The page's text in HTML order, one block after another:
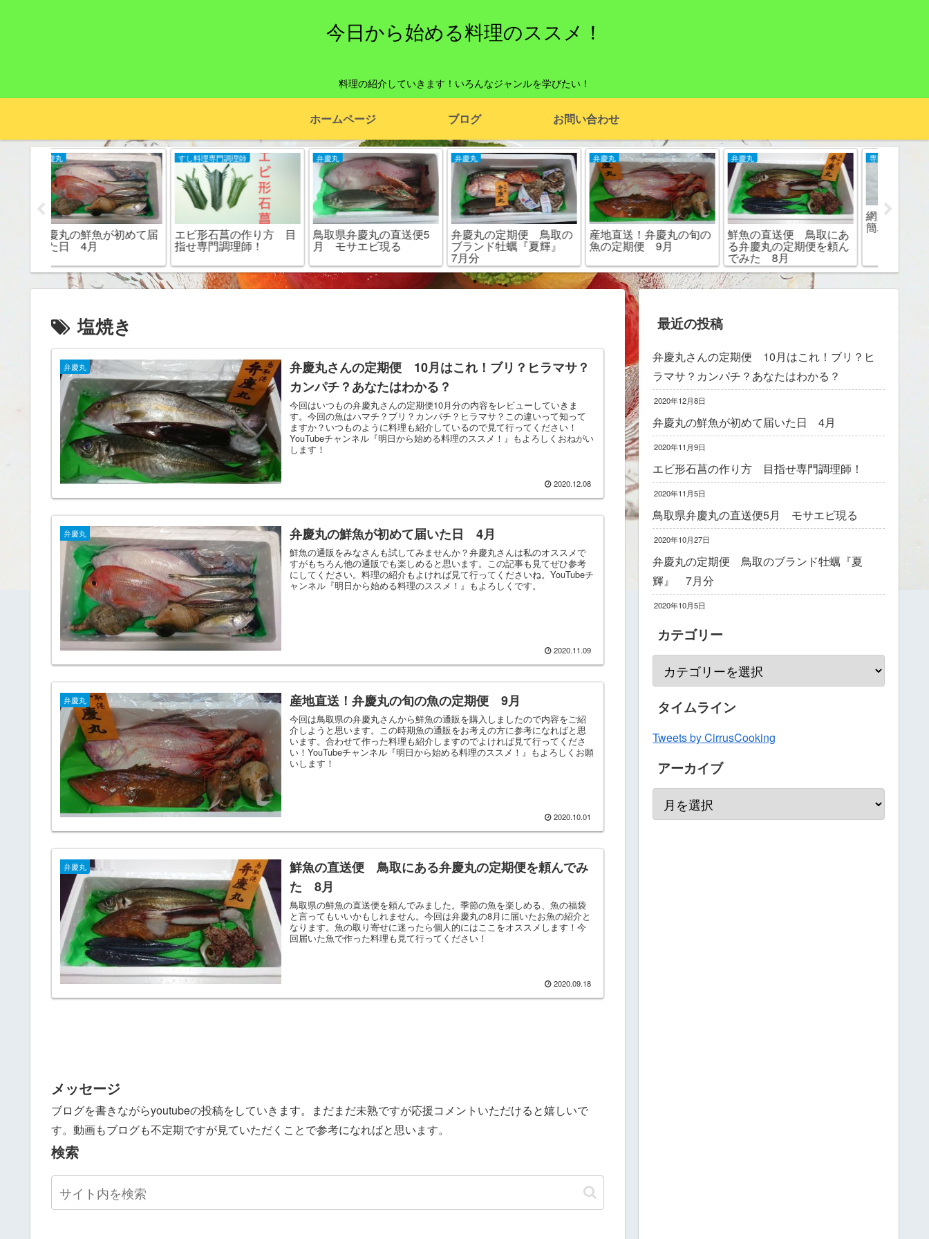
今日から始める料理のススメ！
料理の紹介していきます！いろんなジャンルを学びたい！
ホームページ ブログ お問い合わせ
すし料理専門調理師
エビ形石菖の作り方 目
指せ専門調理師！
弁慶丸
鳥取県弁慶丸の直送便5
月 モサエビ現る
弁慶丸
弁慶丸の定期便 鳥取の
ブランド牡蠣『夏輝』
弁慶丸
産地直送！弁慶丸の旬の
魚の定期便 9月
弁慶丸
鮮魚の直送便 鳥取にあ
る弁慶丸の定期便を頼ん
専門調理師
網大根の作り方 意外と
簡単？○○するだけ！
わかる
塩焼き
弁慶丸
弁慶丸さんの定期便 10月はこれ！ブリ？ヒラマサ？
カンパチ？あなたはわかる？
今回はいつもの弁慶丸さんの定期便10月分の内容をレビューしていきま
す。今回の魚はハマチ？ブリ？カンパチ？ヒラマサ？この違いって知って
ますか？いつものように料理も紹介しているので見て行ってください！
YouTubeチャンネル『明日から始める料理のススメ！』もよろしくおねがい
します！
2020.12.08
弁慶丸 弁慶丸の鮮魚が初めて届いた日 4月
鮮魚の通販をみなさんも試してみませんか？弁慶丸さんは私のオススメで
すがもちろん他の通販でも楽しめると思います。この記事も見てぜひ参考
にしてください。料理の紹介もよければ見て行ってくださいね。YouTubeチ
ャンネル『明日から始める料理のススメ！』もよろしくです。
2020.11.09
弁慶丸 産地直送！弁慶丸の旬の魚の定期便 9月
今回は鳥取県の弁慶丸さんから鮮魚の通販を購入しましたので内容をご紹
介しようと思います。この時期魚の通販をお考えの方に参考になればと思
います。合わせて作った料理も紹介しますのでよければ見て行ってくださ
い！YouTubeチャンネル『明日から始める料理のススメ！』もよろしくお願
いします！
2020.10.01
弁慶丸
鮮魚の直送便 鳥取にある弁慶丸の定期便を頼んでみ
た 8月
鳥取県の鮮魚の直送便を頼んでみました。季節の魚を楽しめる、魚の福袋
と言ってもいいかもしれません。今回は弁慶丸の8月に届いたお魚の紹介と
なります。魚の取り寄せに迷ったら個人的にはここをオススメします！今
回届いた魚で作った料理も見て行ってください！
2020.09.18
メッセージ
ブログを書きながらyoutubeの投稿をしていきます。まだまだ未熟ですが応援コメントいただけると嬉しいで
す。動画もブログも不定期ですが見ていただくことで参考になればと思います。
検索
最近の投稿
弁慶丸さんの定期便 10月はこれ！ブリ？ヒ
ラマサ？カンパチ？あなたはわかる？
2020年12月8日
弁慶丸の鮮魚が初めて届いた日 4月
2020年11月9日
エビ形石菖の作り方 目指せ専門調理師！
2020年11月5日
鳥取県弁慶丸の直送便5月 モサエビ現る
2020年10月27日
弁慶丸の定期便 鳥取のブランド牡蠣『夏
輝』 7月分
2020年10月5日
カテゴリー
タイムライン
Tweets by CirrusCooking
アーカイブ